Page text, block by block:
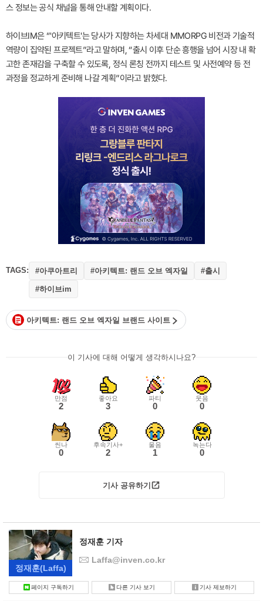
스 정보는 공식 채널을 통해 안내할 계획이다.
하이브IM은 “'아키텍트'는 당사가 지향하는 차세대 MMORPG 비전과 기술적
역량이 집약된 프로젝트”라고 말하며, “출시 이후 단순 흥행을 넘어 시장 내 확
고한 존재감을 구축할 수 있도록, 정식 론칭 전까지 테스트 및 사전예약 등 전
과정을 정교하게 준비해 나갈 계획”이라고 밝혔다.
TAGS: #아쿠아트리 #아키텍트: 랜드 오브 엑자일 #출시
#하이브im
아키텍트: 랜드 오브 엑자일 브랜드 사이트
이 기사에 대해 어떻게 생각하시나요?
만점
2
좋아요
3
파티
0
웃음
0
씬나
0
후속기사+
2
울음
1
녹는다
0
기사 공유하기
정재훈(Laffa)
정재훈 기자
Laffa@inven.co.kr
페이지 구독하기 다른 기사 보기 기사 제보하기